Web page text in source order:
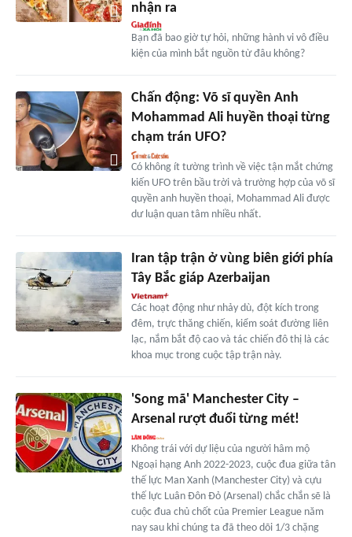
nhận ra
Bạn đã bao giờ tự hỏi, những hành vi vô điều
kiện của mình bắt nguồn từ đâu không?
Chấn động: Võ sĩ quyền Anh
Mohammad Ali huyền thoại từng
chạm trán UFO?
Có không ít tường trình về việc tận mắt chứng
kiến UFO trên bầu trời và trường hợp của võ sĩ
quyền anh huyền thoại, Mohammad Ali được
dư luận quan tâm nhiều nhất.
Iran tập trận ở vùng biên giới phía
Tây Bắc giáp Azerbaijan
Các hoạt động như nhảy dù, đột kích trong
đêm, trực thăng chiến, kiểm soát đường liên
lạc, nắm bắt độ cao và tác chiến đô thị là các
khoa mục trong cuộc tập trận này.
'Song mã' Manchester City –
Arsenal rượt đuổi từng mét!
Không trái với dự liệu của người hâm mộ
Ngoại hạng Anh 2022-2023, cuộc đua giữa tân
thế lực Man Xanh (Manchester City) và cựu
thế lực Luân Đôn Đỏ (Arsenal) chắc chắn sẽ là
cuộc đua chủ chốt của Premier League năm
nay sau khi chúng ta đã theo dõi 1/3 chặng